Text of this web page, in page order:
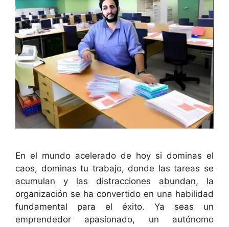
En el mundo acelerado de hoy si dominas el
caos, dominas tu trabajo, donde las tareas se
acumulan y las distracciones abundan, la
organización se ha convertido en una habilidad
fundamental para el éxito. Ya seas un
emprendedor apasionado, un autónomo